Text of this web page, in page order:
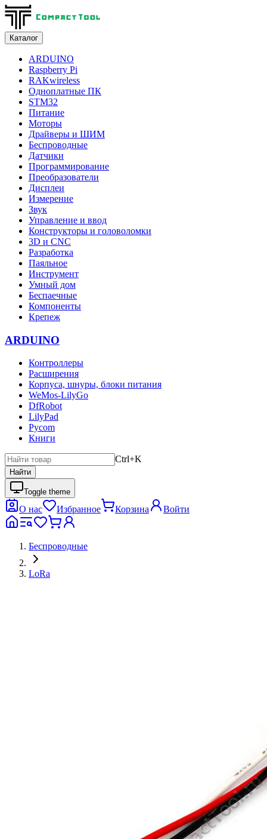
Каталог
ARDUINO
Raspberry Pi
RAKwireless
Одноплатные ПК
STM32
Питание
Моторы
Драйверы и ШИМ
Беспроводные
Датчики
Программирование
Преобразователи
Дисплеи
Измерение
Звук
Управление и ввод
Конструкторы и головоломки
3D и CNC
Разработка
Паяльное
Инструмент
Умный дом
Беспаечные
Компоненты
Крепеж
ARDUINO
Контроллеры
Расширения
Корпуса, шнуры, блоки питания
WeMos-LilyGo
DfRobot
LilyPad
Pycom
Книги
Ctrl+K
Найти
Toggle theme
О нас Избранное Корзина Войти
Беспроводные
LoRa